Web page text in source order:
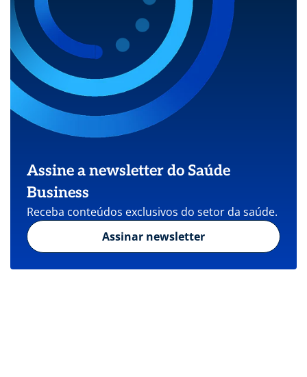
Assine a newsletter do Saúde
Business
Receba conteúdos exclusivos do setor da saúde.
Assinar newsletter